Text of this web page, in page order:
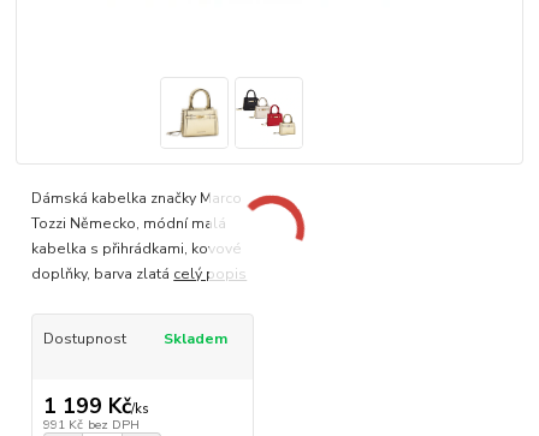
Dámská kabelka značky Marco
Tozzi Německo, módní malá
kabelka s přihrádkami, kovové
doplňky, barva zlatá celý popis
Dostupnost Skladem
1 199 Kč/ks
991 Kč bez DPH